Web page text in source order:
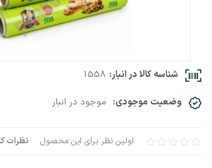
اولین نظر برای این محصول نظرات
شناسه کالا در انبار: 1558
وضعیت موجودی: موجود در انبار